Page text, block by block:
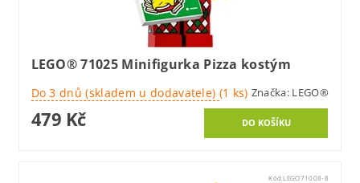
LEGO® 71025 Minifigurka Pizza kostým
Do 3 dnů (skladem u dodavatele) (1 ks) Značka: LEGO®
479 Kč
Kód:LEGO71008-8